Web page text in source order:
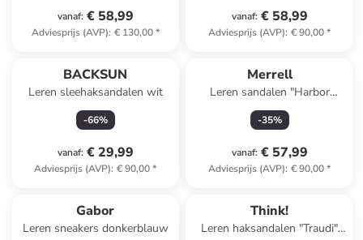
vanaf: € 58,99
Adviesprijs (AVP): € 130,00*
vanaf: € 58,99
Adviesprijs (AVP): € 90,00*
BACKSUN
Leren sleehaksandalen wit
-66%
vanaf: € 29,99
Adviesprijs (AVP): € 90,00*
Merrell
Leren sandalen "Harbor
Backstrap" lichtbruin
-35%
vanaf: € 57,99
Adviesprijs (AVP): € 90,00*
Gabor
Leren sneakers donkerblauw
Think!
Leren haksandalen "Traudi"